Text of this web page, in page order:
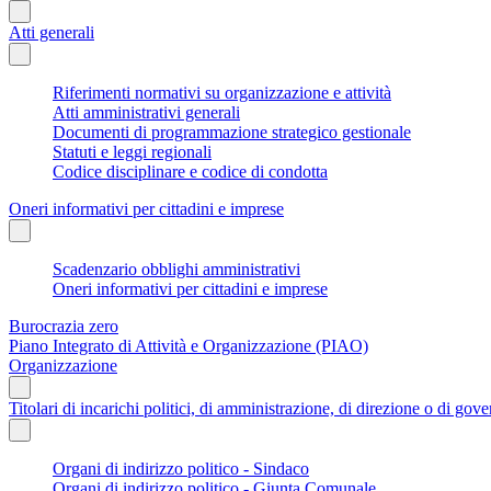
Atti generali
Riferimenti normativi su organizzazione e attività
Atti amministrativi generali
Documenti di programmazione strategico gestionale
Statuti e leggi regionali
Codice disciplinare e codice di condotta
Oneri informativi per cittadini e imprese
Scadenzario obblighi amministrativi
Oneri informativi per cittadini e imprese
Burocrazia zero
Piano Integrato di Attività e Organizzazione (PIAO)
Organizzazione
Titolari di incarichi politici, di amministrazione, di direzione o di
Organi di indirizzo politico - Sindaco